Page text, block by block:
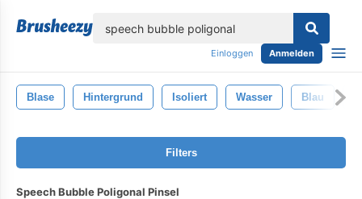
Einloggen Anmelden
Blase Hintergrund Isoliert Wasser Blau
Filters
Speech Bubble Poligonal Pinsel